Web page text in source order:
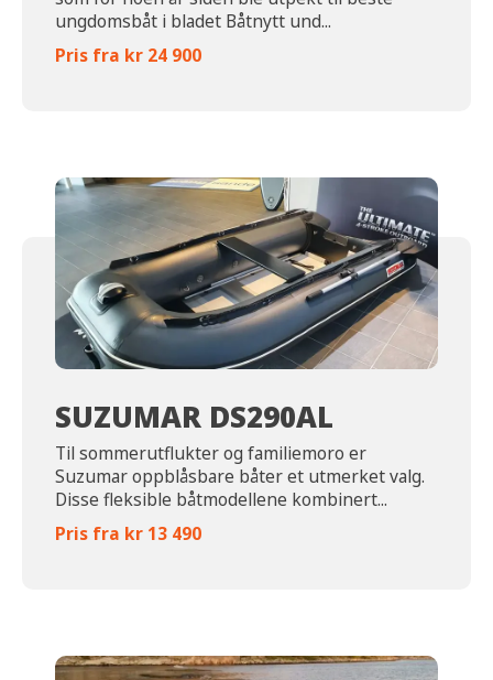
ungdomsbåt i bladet Båtnytt und...
Pris fra kr 24 900
SUZUMAR DS290AL
Til sommerutflukter og familiemoro er
Suzumar oppblåsbare båter et utmerket valg.
Disse fleksible båtmodellene kombinert...
Pris fra kr 13 490